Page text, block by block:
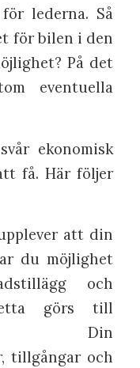
lederna. Så
för bilen i den
På det
eventuella
ekonomisk
få. Här följer
att din
du möjlighet
och
görs till
Din
tillgångar och